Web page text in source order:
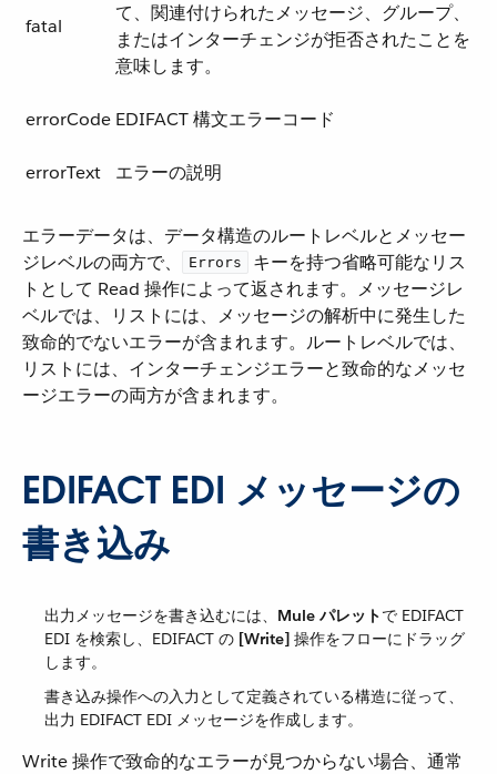
fatal
て、関連付けられたメッセージ、グループ、
またはインターチェンジが拒否されたことを
意味します。
errorCode EDIFACT 構文エラーコード
errorText エラーの説明
エラーデータは、データ構造のルートレベルとメッセー
ジレベルの両方で、​
Errors
​ キーを持つ省略可能なリス
トとして Read 操作によって返されます。メッセージレ
ベルでは、リストには、メッセージの解析中に発生した
致命的でないエラーが含まれます。ルートレベルでは、
リストには、インターチェンジエラーと致命的なメッセ
ージエラーの両方が含まれます。
EDIFACT EDI メッセージの
書き込み
出力メッセージを書き込むには、​ Mule パレット​で EDIFACT
EDI を検索し、EDIFACT の ​ [Write] ​ 操作をフローにドラッグ
します。
書き込み操作への入力として定義されている構造に従って、
出力 EDIFACT EDI メッセージを作成します。
Write 操作で致命的なエラーが見つからない場合、通常